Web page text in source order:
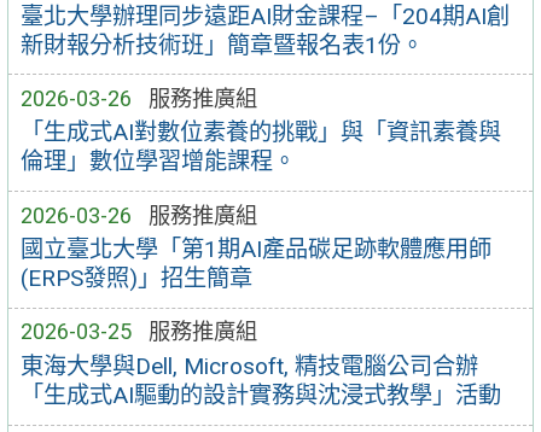
臺北大學辦理同步遠距AI財金課程–「204期AI創
新財報分析技術班」簡章暨報名表1份。
2026-03-26 服務推廣組
「生成式AI對數位素養的挑戰」與「資訊素養與
倫理」數位學習增能課程。
2026-03-26 服務推廣組
國立臺北大學「第1期AI產品碳足跡軟體應用師
(ERPS發照)」招生簡章
2026-03-25 服務推廣組
東海大學與Dell, Microsoft, 精技電腦公司合辦
「生成式AI驅動的設計實務與沈浸式教學」活動